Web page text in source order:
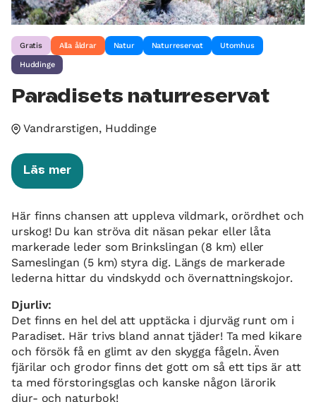
Gratis Alla åldrar Natur Naturreservat Utomhus
Huddinge
Paradisets naturreservat
Vandrarstigen, Huddinge
Läs mer
Här finns chansen att uppleva vildmark, orördhet och
urskog! Du kan ströva dit näsan pekar eller låta
markerade leder som Brinkslingan (8 km) eller
Sameslingan (5 km) styra dig. Längs de markerade
lederna hittar du vindskydd och övernattningskojor.
Djurliv:
Det finns en hel del att upptäcka i djurväg runt om i
Paradiset. Här trivs bland annat tjäder! Ta med kikare
och försök få en glimt av den skygga fågeln. Även
fjärilar och grodor finns det gott om så ett tips är att
ta med förstoringsglas och kanske någon lärorik
djur- och naturbok!